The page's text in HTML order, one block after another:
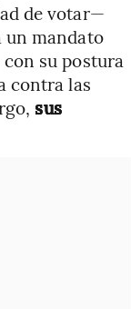
de votar—
un mandato
su postura
contra las
sus